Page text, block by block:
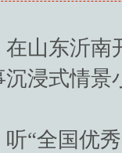
山东沂南
浸式情
“全国优